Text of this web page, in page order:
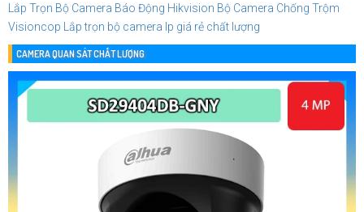
Lắp Trọn Bộ Camera Báo Động Hikvision Bộ Camera Chống Trộm
Visioncop Lắp trọn bộ camera Ip giá rẻ chất lượng
CAMERA QUAN SÁT CHẤT LƯỢNG